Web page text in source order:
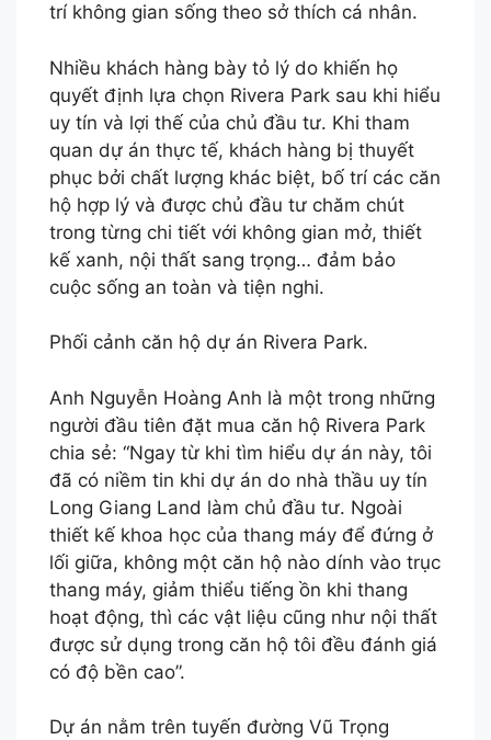
trí không gian sống theo sở thích cá nhân.
Nhiều khách hàng bày tỏ lý do khiến họ
quyết định lựa chọn Rivera Park sau khi hiểu
uy tín và lợi thế của chủ đầu tư. Khi tham
quan dự án thực tế, khách hàng bị thuyết
phục bởi chất lượng khác biệt, bố trí các căn
hộ hợp lý và được chủ đầu tư chăm chút
trong từng chi tiết với không gian mở, thiết
kế xanh, nội thất sang trọng… đảm bảo
cuộc sống an toàn và tiện nghi.
Phối cảnh căn hộ dự án Rivera Park.
Anh Nguyễn Hoàng Anh là một trong những
người đầu tiên đặt mua căn hộ Rivera Park
chia sẻ: “Ngay từ khi tìm hiểu dự án này, tôi
đã có niềm tin khi dự án do nhà thầu uy tín
Long Giang Land làm chủ đầu tư. Ngoài
thiết kế khoa học của thang máy để đứng ở
lối giữa, không một căn hộ nào dính vào trục
thang máy, giảm thiểu tiếng ồn khi thang
hoạt động, thì các vật liệu cũng như nội thất
được sử dụng trong căn hộ tôi đều đánh giá
có độ bền cao”.
Dự án nằm trên tuyến đường Vũ Trọng